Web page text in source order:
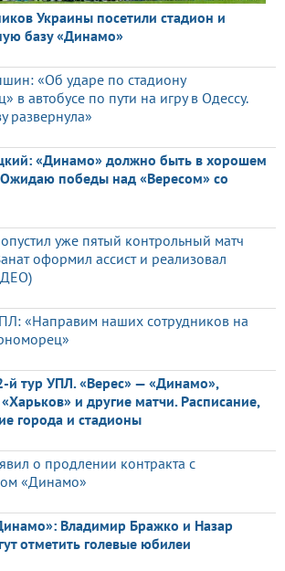
Украины посетили стадион и
базу «Динамо»
«Об ударе по стадиону
в автобусе по пути на игру в Одессу.
развернула»
«Динамо» должно быть в хорошем
Ожидаю победы над «Вересом» со
уже пятый контрольный матч
оформил ассист и реализовал
«Направим наших сотрудников на
й тур УПЛ. «Верес» — «Динамо»,
и другие матчи. Расписание,
города и стадионы
о продлении контракта с
«Динамо»
Владимир Бражко и Назар
отметить голевые юбилеи